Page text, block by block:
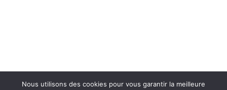
Nous utilisons des cookies pour vous garantir la meilleure